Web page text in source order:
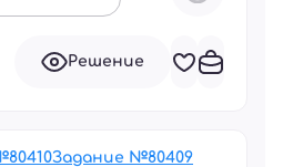
Решение
80410Задание №80409